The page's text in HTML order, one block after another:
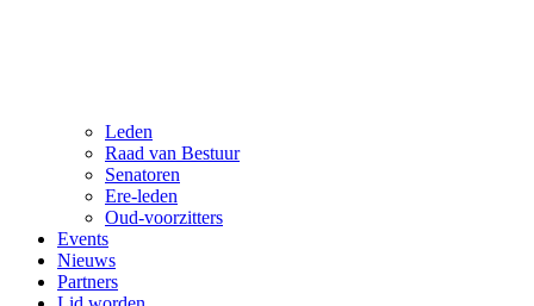
Leden
Raad van Bestuur
Senatoren
Ere-leden
Oud-voorzitters
Events
Nieuws
Partners